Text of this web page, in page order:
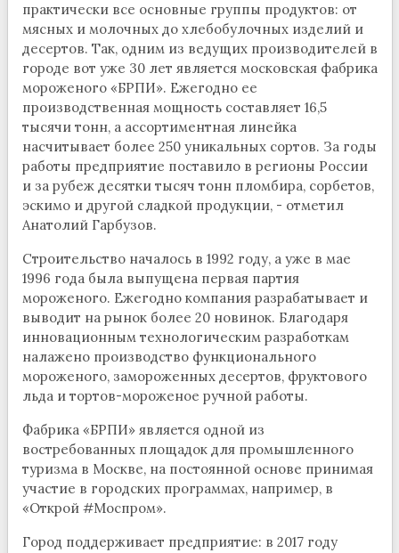
практически все основные группы продуктов: от
мясных и молочных до хлебобулочных изделий и
десертов. Так, одним из ведущих производителей в
городе вот уже 30 лет является московская фабрика
мороженого «БРПИ». Ежегодно ее
производственная мощность составляет 16,5
тысячи тонн, а ассортиментная линейка
насчитывает более 250 уникальных сортов. За годы
работы предприятие поставило в регионы России
и за рубеж десятки тысяч тонн пломбира, сорбетов,
эскимо и другой сладкой продукции, - отметил
Анатолий Гарбузов.
Строительство началось в 1992 году, а уже в мае
1996 года была выпущена первая партия
мороженого. Ежегодно компания разрабатывает и
выводит на рынок более 20 новинок. Благодаря
инновационным технологическим разработкам
налажено производство функционального
мороженого, замороженных десертов, фруктового
льда и тортов-мороженое ручной работы.
Фабрика «БРПИ» является одной из
востребованных площадок для промышленного
туризма в Москве, на постоянной основе принимая
участие в городских программах, например, в
«Открой #Моспром».
Город поддерживает предприятие: в 2017 году